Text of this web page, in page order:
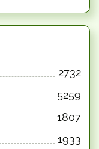
2732
5259
1807
1933